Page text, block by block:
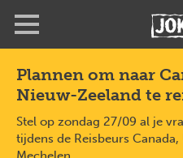
inhoud
gaan
Plannen om naar
Nieuw-Zeeland te
Stel op zondag 27/09 al je
tijdens de Reisbeurs